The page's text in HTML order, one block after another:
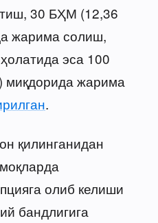
30 БҲМ (12,36
жарима солиш,
эса 100
жарима
.
қилинганидан
олиб келиши
бандлигига